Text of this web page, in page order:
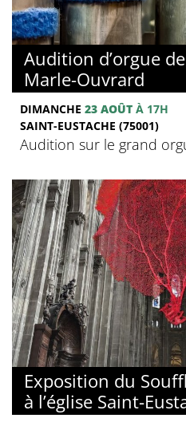
Audition d’orgue
Marle-Ouvrard
DIMANCHE 23 AOÛT À 17H
SAINT-EUSTACHE (75001)
Audition sur le grand
Exposition du
à l’église Saint-